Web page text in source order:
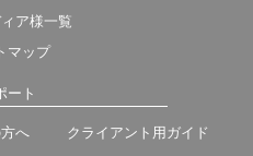
ア様一覧
マップ
ート
へ クライアント用ガイド